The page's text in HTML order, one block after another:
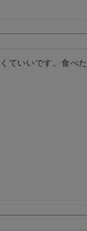
ていいです。食べ